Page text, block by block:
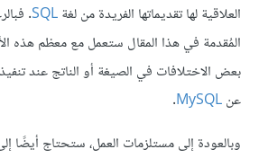
العلاقية لها تقديماتها الفريدة من لغةSQL
.
المُقدمة في هذا المقال ستعمل مع معظم هذه
بعض الاختلافات في الصيغة أو الناتج عند
عنMySQL
.
وبالعودة إلى مستلزمات العمل، ستحتاج أيضًا